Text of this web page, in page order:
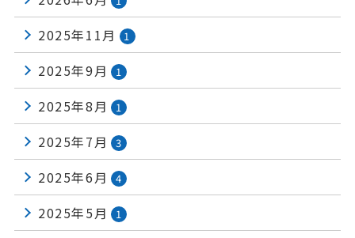
2025年11月 1
2025年9月 1
2025年8月 1
2025年7月 3
2025年6月 4
2025年5月 1